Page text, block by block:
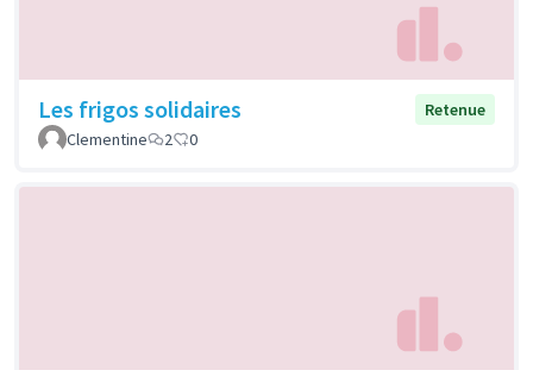
Les frigos solidaires
Retenue
Clementine
2 0